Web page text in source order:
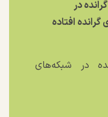
در
افتاده
در شبکه‌های